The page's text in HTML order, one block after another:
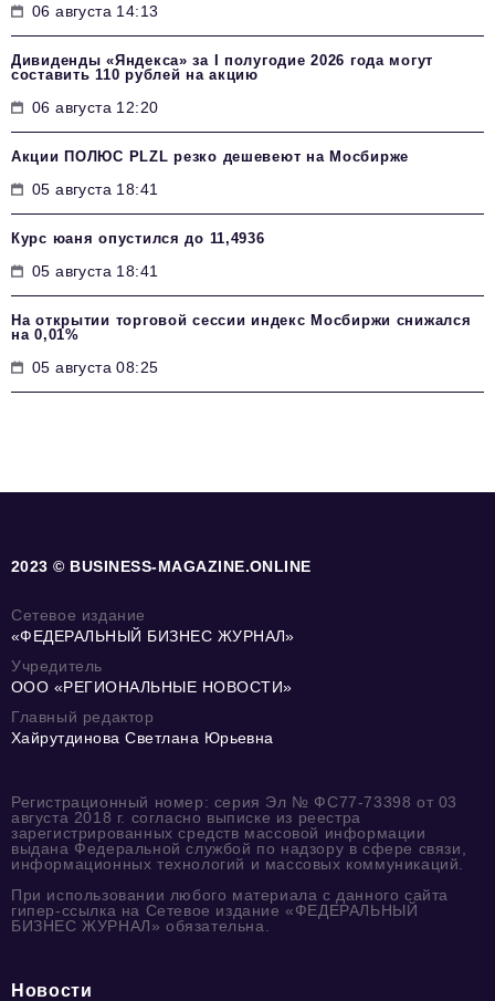
06 августа 14:13
Дивиденды «Яндекса» за I полугодие 2026 года могут
составить 110 рублей на акцию
06 августа 12:20
Акции ПОЛЮС PLZL резко дешевеют на Мосбирже
05 августа 18:41
Курс юаня опустился до 11,4936
05 августа 18:41
На открытии торговой сессии индекс Мосбиржи снижался
на 0,01%
05 августа 08:25
2023 © BUSINESS-MAGAZINE.ONLINE
Сетевое издание
«ФЕДЕРАЛЬНЫЙ БИЗНЕС ЖУРНАЛ»
Учредитель
ООО «РЕГИОНАЛЬНЫЕ НОВОСТИ»
Главный редактор
Хайрутдинова Светлана Юрьевна
Регистрационный номер: серия Эл № ФС77-73398 от 03
августа 2018 г. согласно выписке из реестра
зарегистрированных средств массовой информации
выдана Федеральной службой по надзору в сфере связи,
информационных технологий и массовых коммуникаций.
При использовании любого материала с данного сайта
гипер-ссылка на Сетевое издание «ФЕДЕРАЛЬНЫЙ
БИЗНЕС ЖУРНАЛ» обязательна.
Новости